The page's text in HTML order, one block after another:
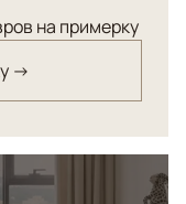
на примерку
→